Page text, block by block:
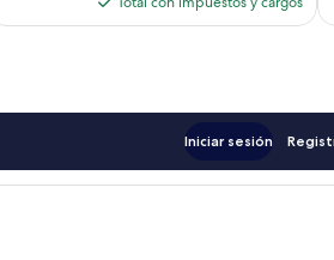
es
Iniciar sesión